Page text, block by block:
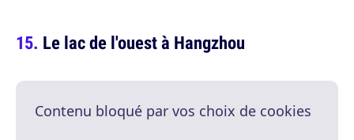
Le lac de l'ouest à Hangzhou
Contenu bloqué par vos choix de cookies